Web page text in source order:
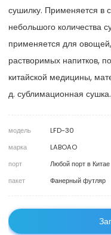
сушилку. Применяется в
небольшого количества
применяется для
растворимых напитков,
китайской медицины,
д. сублимационная сушка.
модель
LFD-30
марка
LABOAO
порт
Любой порт в Китае
пакет
Фанерный футляр